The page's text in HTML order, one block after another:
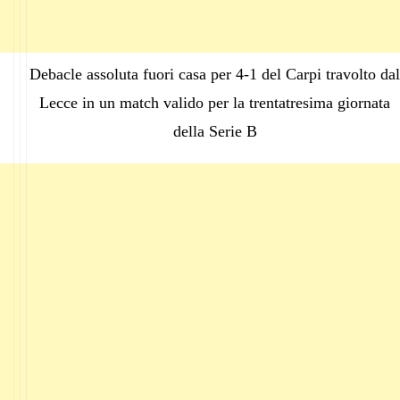
Debacle assoluta fuori casa per 4-1 del Carpi travolto dal
Lecce in un match valido per la trentatresima giornata
della Serie B